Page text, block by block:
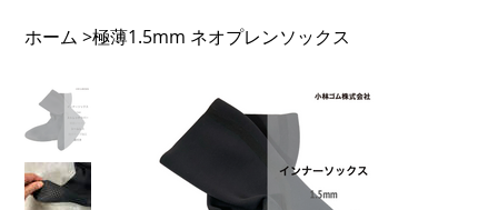
ホーム >極薄1.5mm ネオプレンソックス